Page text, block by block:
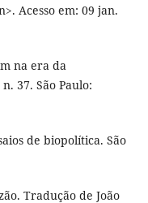
Acesso em: 09 jan.
na era da
37. São Paulo:
de biopolítica. São
Tradução de João